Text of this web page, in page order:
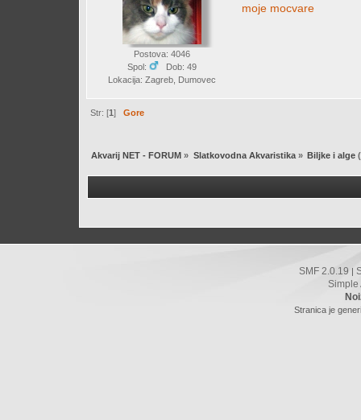
Postova: 4046
Spol:
Dob: 49
Lokacija: Zagreb, Dumovec
moje mocvare
Str: [1]Gore
Akvarij NET - FORUM » Slatkovodna Akvaristika» Biljke i alge
SMF 2.0.19 |
Simple
Stranica je